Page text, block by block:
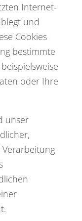
Internet-
und
Cookies
bestimmte
oder Ihre
unser